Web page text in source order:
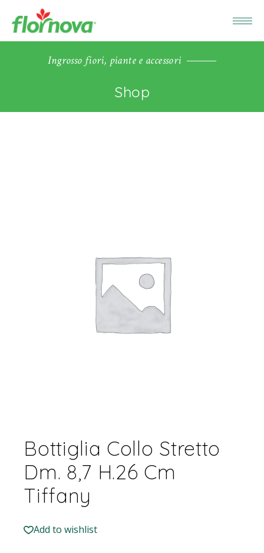
Ingrosso fiori, piante e accessori
Shop
Bottiglia Collo Stretto
Dm. 8,7 H.26 Cm
Tiffany
Add to wishlist